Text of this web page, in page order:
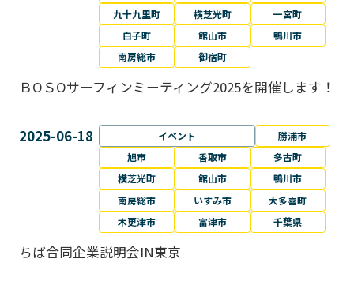
九十九里町
横芝光町
一宮町
白子町
館山市
鴨川市
南房総市
御宿町
ＢОＳОサーフィンミーティング2025を開催します！
2025-06-18 イベント
勝浦市
旭市
香取市
多古町
横芝光町
館山市
鴨川市
南房総市
いすみ市
大多喜町
木更津市
富津市 千葉県
ちば合同企業説明会IN東京